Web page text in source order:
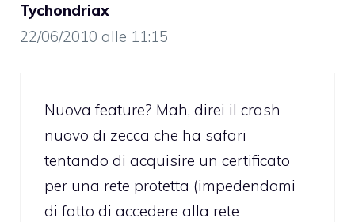
Tychondriax
22/06/2010 alle 11:15
Nuova feature? Mah, direi il crash
nuovo di zecca che ha safari
tentando di acquisire un certificato
per una rete protetta (impedendomi
di fatto di accedere alla rete